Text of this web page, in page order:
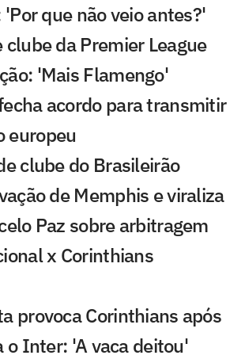
que não veio antes?'
clube da Premier League
'Mais Flamengo'
acordo para transmitir
europeu
clube do Brasileirão
de Memphis e viraliza
Paz sobre arbitragem
x Corinthians
provoca Corinthians após
o Inter: 'A vaca deitou'